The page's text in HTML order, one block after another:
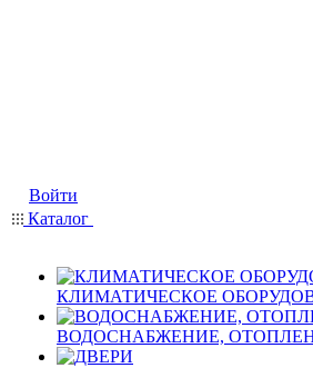
Войти
Каталог
КЛИМАТИЧЕСКОЕ
ВОДОСНАБЖЕНИЕ,